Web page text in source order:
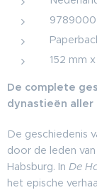
152 mm
De complete
dynastieën aller
De geschiedenis
door de leden
Habsburg. In De
het epische